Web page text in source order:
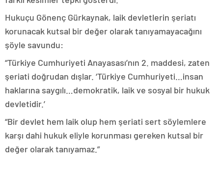
Hukuçu Gönenç Gürkaynak, laik devletlerin şeriatı
korunacak kutsal bir değer olarak tanıyamayacağını
şöyle savundu:
“Türkiye Cumhuriyeti Anayasası’nın 2. maddesi, zaten
şeriati doğrudan dışlar. ‘Türkiye Cumhuriyeti…insan
haklarına saygılı…demokratik, laik ve sosyal bir hukuk
devletidir.’
“Bir devlet hem laik olup hem şeriati sert söylemlere
karşı dahi hukuk eliyle korunması gereken kutsal bir
değer olarak tanıyamaz.”